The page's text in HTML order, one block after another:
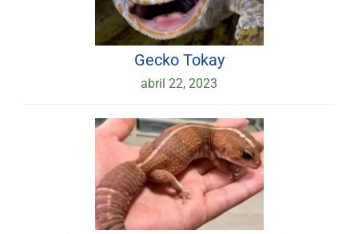
Gecko Tokay
abril 22, 2023